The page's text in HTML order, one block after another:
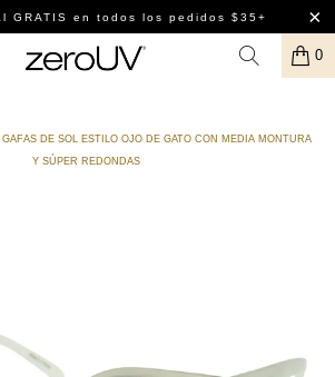
GRATIS en todos los pedidos $35+
0
GAFAS DE SOL ESTILO OJO DE GATO CON MEDIA MONTURA
Y SÚPER REDONDAS